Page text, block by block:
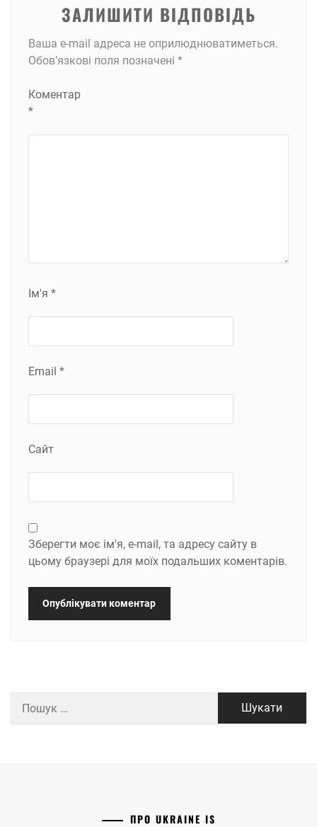
ЗАЛИШИТИ ВІДПОВІДЬ
Ваша e-mail адреса не оприлюднюватиметься.
Обов’язкові поля позначені *
Коментар
*
Ім'я *
Email *
Сайт
Зберегти моє ім'я, e-mail, та адресу сайту в
цьому браузері для моїх подальших коментарів.
ПРО UKRAINE IS